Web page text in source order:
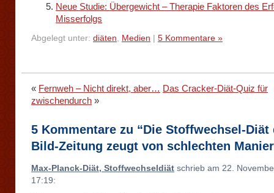
Neue Studie: Übergewicht – Therapie Faktoren des
Misserfolgs
Abgelegt unter: diäten, Medien 5 Kommentare »
« Fernweh – Nicht direkt, aber… Das Cracker-Diät-Quiz für
zwischendurch »
5 Kommentare zu “Die Stoffwechsel-Diät
Bild-Zeitung zeugt von schlechten
Max-Planck-Diät, Stoffwechseldiät schrieb am 22.
17:19: